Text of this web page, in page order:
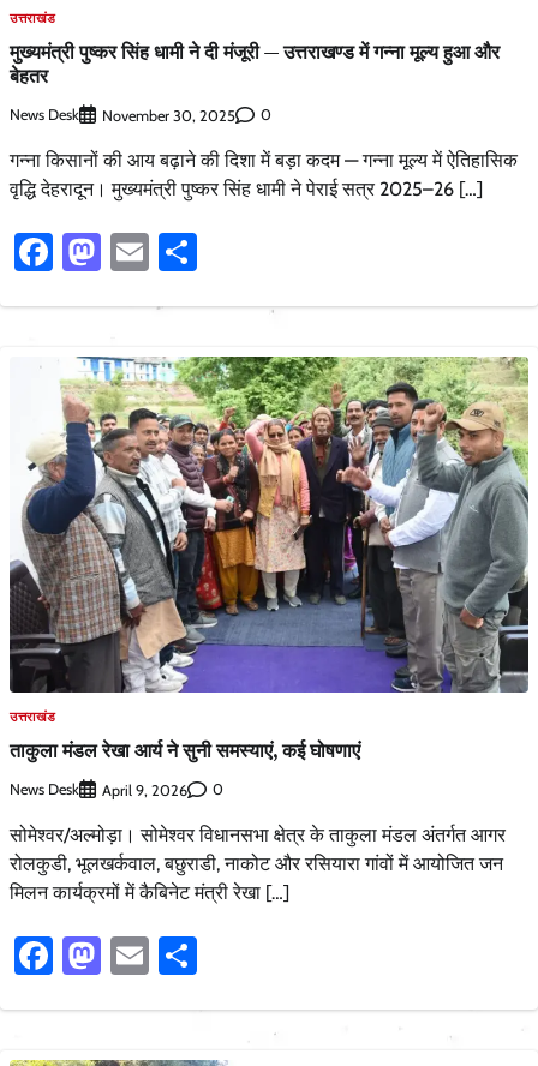
उत्तराखंड
मुख्यमंत्री पुष्कर सिंह धामी ने दी मंजूरी — उत्तराखण्ड में गन्ना मूल्य हुआ और
बेहतर
News Desk November 30, 2025 0
गन्ना किसानों की आय बढ़ाने की दिशा में बड़ा कदम — गन्ना मूल्य में ऐतिहासिक
वृद्धि देहरादून। मुख्यमंत्री पुष्कर सिंह धामी ने पेराई सत्र 2025–26 […]
Facebook
Mastodon
Email
उत्तराखंड
ताकुला मंडल रेखा आर्य ने सुनी समस्याएं, कई घोषणाएं
News Desk April 9, 2026 0
सोमेश्वर/अल्मोड़ा। सोमेश्वर विधानसभा क्षेत्र के ताकुला मंडल अंतर्गत आगर
रोलकुडी, भूलखर्कवाल, बछुराडी, नाकोट और रसियारा गांवों में आयोजित जन
मिलन कार्यक्रमों में कैबिनेट मंत्री रेखा […]
Facebook
Mastodon
Email